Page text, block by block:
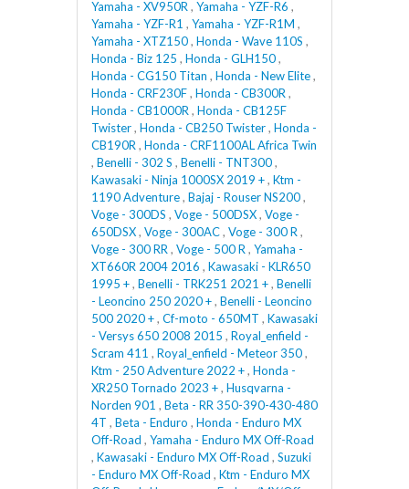
Yamaha - XV950R , Yamaha - YZF-R6 ,
Yamaha - YZF-R1 , Yamaha - YZF-R1M ,
Yamaha - XTZ150, Honda - Wave 110S ,
Honda - Biz 125 , Honda - GLH150,
Honda - CG150 Titan , Honda - New Elite,
Honda - CRF230F, Honda - CB300R ,
Honda - CB1000R , Honda - CB125F
Twister, Honda - CB250 Twister, Honda -
CB190R , Honda - CRF1100AL Africa Twin
, Benelli - 302 S , Benelli - TNT300,
Kawasaki - Ninja 1000SX 2019 +, Ktm -
1190 Adventure, Bajaj - Rouser NS200,
Voge - 300DS , Voge - 500DSX, Voge -
650DSX, Voge - 300AC, Voge - 300 R ,
Voge - 300 RR , Voge - 500 R , Yamaha -
XT660R 2004 2016 , Kawasaki - KLR650
1995 +, Benelli - TRK251 2021 +, Benelli
- Leoncino 250 2020 +, Benelli - Leoncino
500 2020 +, Cf-moto - 650MT , Kawasaki
- Versys 650 2008 2015 , Royal_enfield -
Scram 411 , Royal_enfield - Meteor 350,
Ktm - 250 Adventure 2022 +, Honda -
XR250 Tornado 2023 +, Husqvarna -
Norden 901 , Beta - RR 350-390-430-480
4T , Beta - Enduro , Honda - Enduro MX
Off-Road , Yamaha - Enduro MX Off-Road
, Kawasaki - Enduro MX Off-Road , Suzuki
- Enduro MX Off-Road , Ktm - Enduro MX